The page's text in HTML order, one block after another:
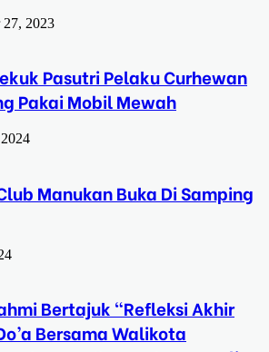
27, 2023
Pasutri Pelaku Curhewan
Pakai Mobil Mewah
Manukan Buka Di Samping
Bertajuk “Refleksi Akhir
Bersama Walikota